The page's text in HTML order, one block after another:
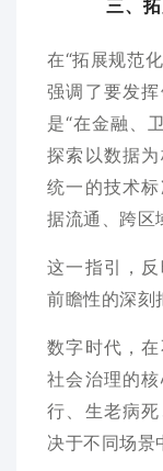
三、
在“拓展规范
强调了要发
是“在金融、
探索以数据
统一的技术
据流通、跨区
这一指引，
前瞻性的深刻
数字时代，
社会治理的
行、生老病
决于不同场景